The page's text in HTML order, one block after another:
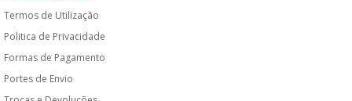
Termos de Utilização
Politica de Privacidade
Formas de Pagamento
Portes de Envio